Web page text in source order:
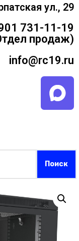
ул., 29
731-11-19
продаж)
info@rc19.ru